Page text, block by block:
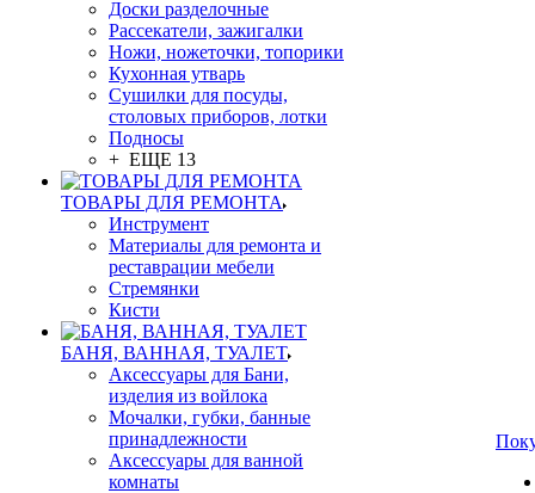
Доски разделочные
Рассекатели, зажигалки
Ножи, ножеточки, топорики
Кухонная утварь
Сушилки для посуды,
столовых приборов, лотки
Подносы
+ ЕЩЕ 13
ТОВАРЫ ДЛЯ РЕМОНТА
Инструмент
Материалы для ремонта и
реставрации мебели
Стремянки
Кисти
БАНЯ, ВАННАЯ, ТУАЛЕТ
Аксессуары для Бани,
изделия из войлока
Мочалки, губки, банные
принадлежности
Аксессуары для ванной
комнаты